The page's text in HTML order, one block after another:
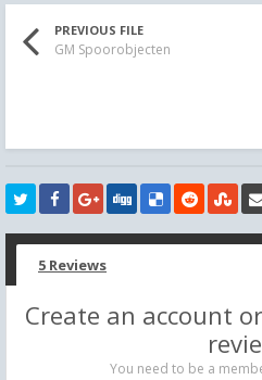
PREVIOUS FILE
GM Spoorobjecten
5 Reviews
Create an account
You need to be a